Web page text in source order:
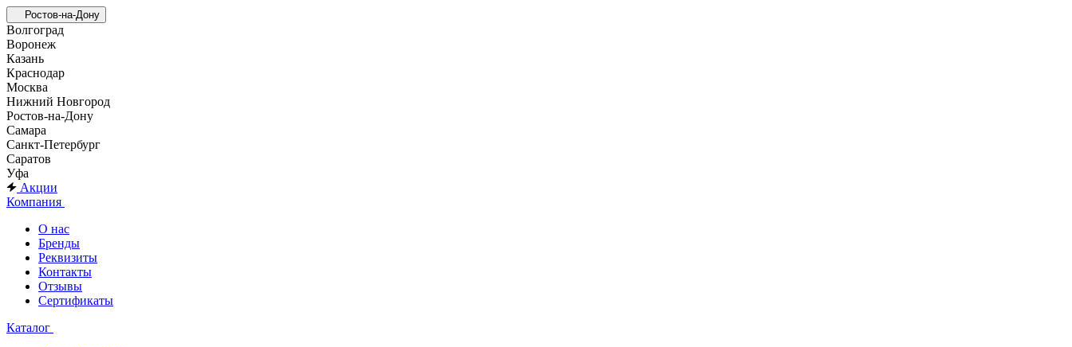
Ростов-на-Дону
Волгоград
Воронеж
Казань
Краснодар
Москва
Нижний Новгород
Ростов-на-Дону
Самара
Санкт-Петербург
Саратов
Уфа
Акции
Компания
О нас
Бренды
Реквизиты
Контакты
Отзывы
Сертификаты
Каталог